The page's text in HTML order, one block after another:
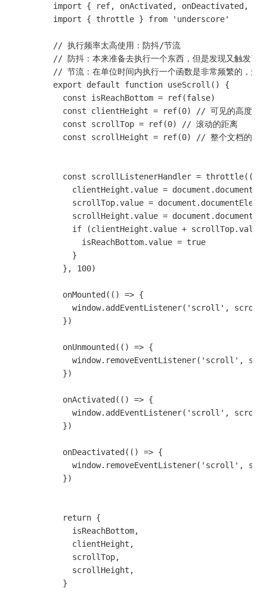
import { ref, onActivated, onDeactivated,
        import { throttle } from 'underscore'
        // 执行频率太高使用：防抖/节流
// 防抖：本来准备去执行一个东西，但是发现又触发了
// 节流：在单位时间内执行一个函数是非常频繁的，规
        export default function useScroll() {
          const isReachBottom = ref(false)
          const clientHeight = ref(0) // 可见的高度
          const scrollTop = ref(0) // 滚动的距离
const scrollHeight = ref(0) // 整个文档的可
const scrollListenerHandler = throttle(()
clientHeight.value =
scrollTop.value =
scrollHeight.value =
if (clientHeight.value +
              isReachBottom.value = true
            }
          }, 100)
          onMounted(() => {
window.addEventListener('scroll',
          })
          onUnmounted(() => {
window.removeEventListener('scroll',
          })
          onActivated(() => {
window.addEventListener('scroll',
          })
          onDeactivated(() => {
window.removeEventListener('scroll',
          })
          return {
            isReachBottom,
            clientHeight,
            scrollTop,
            scrollHeight,
          }